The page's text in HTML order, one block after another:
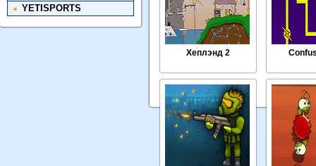
YETISPORTS
Хеплэнд 2